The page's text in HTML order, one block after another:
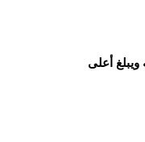
أعلى